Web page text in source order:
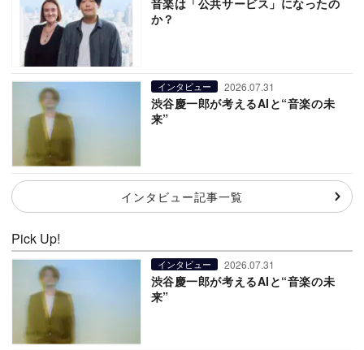
音楽は「公共サービス」になったの
か？
インタビュー 2026.07.31
渋谷慶一郎が考えるAIと“音楽の未
来”
インタビュー記事一覧
Pick Up!
インタビュー 2026.07.31
渋谷慶一郎が考えるAIと“音楽の未
来”